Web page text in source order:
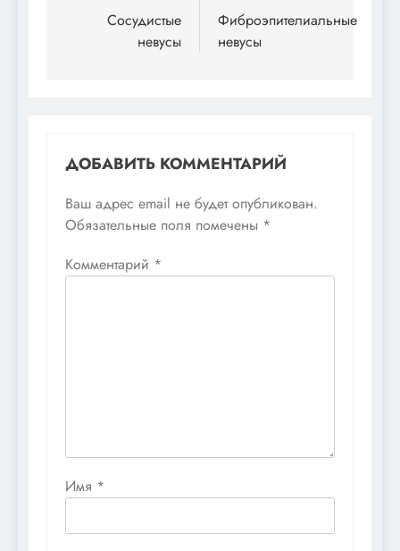
записям
Сосудистые
невусы
Фиброэпителиальные
невусы
ДОБАВИТЬ КОММЕНТАРИЙ
Ваш адрес email не будет опубликован.
Обязательные поля помечены *
Комментарий *
Имя *